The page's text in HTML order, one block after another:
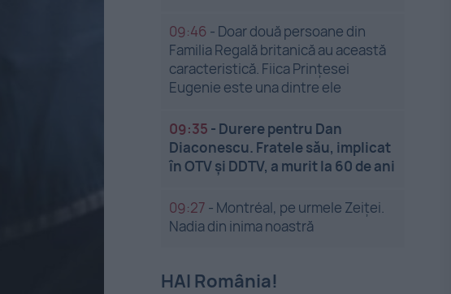
09:46 - Doar două persoane din
Familia Regală britanică au această
caracteristică. Fiica Prințesei
Eugenie este una dintre ele
09:35 - Durere pentru Dan
Diaconescu. Fratele său, implicat
în OTV și DDTV, a murit la 60 de ani
09:27 - Montréal, pe urmele Zeiței.
Nadia din inima noastră
HAI România!